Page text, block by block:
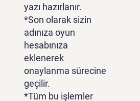
yazı hazırlanır.
*Son olarak sizin
adınıza oyun
hesabınıza
eklenerek
onaylanma sürecine
geçilir.
*Tüm bu işlemler